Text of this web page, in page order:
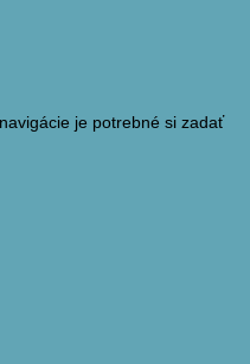
je potrebné si zadať